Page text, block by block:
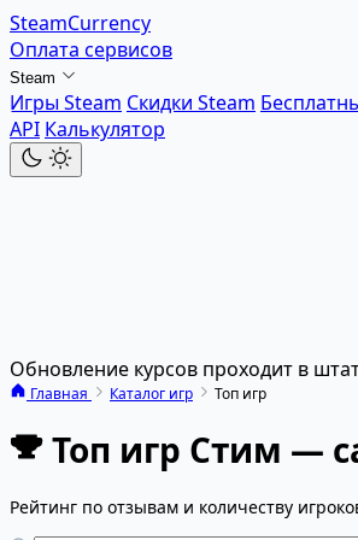
SteamCurrency
Оплата сервисов
Steam
Игры Steam Скидки Steam
API Калькулятор
Обновление курсов проходит в
Главная Каталог игр Топ игр
Топ игр Стим —
Рейтинг по отзывам и количеству